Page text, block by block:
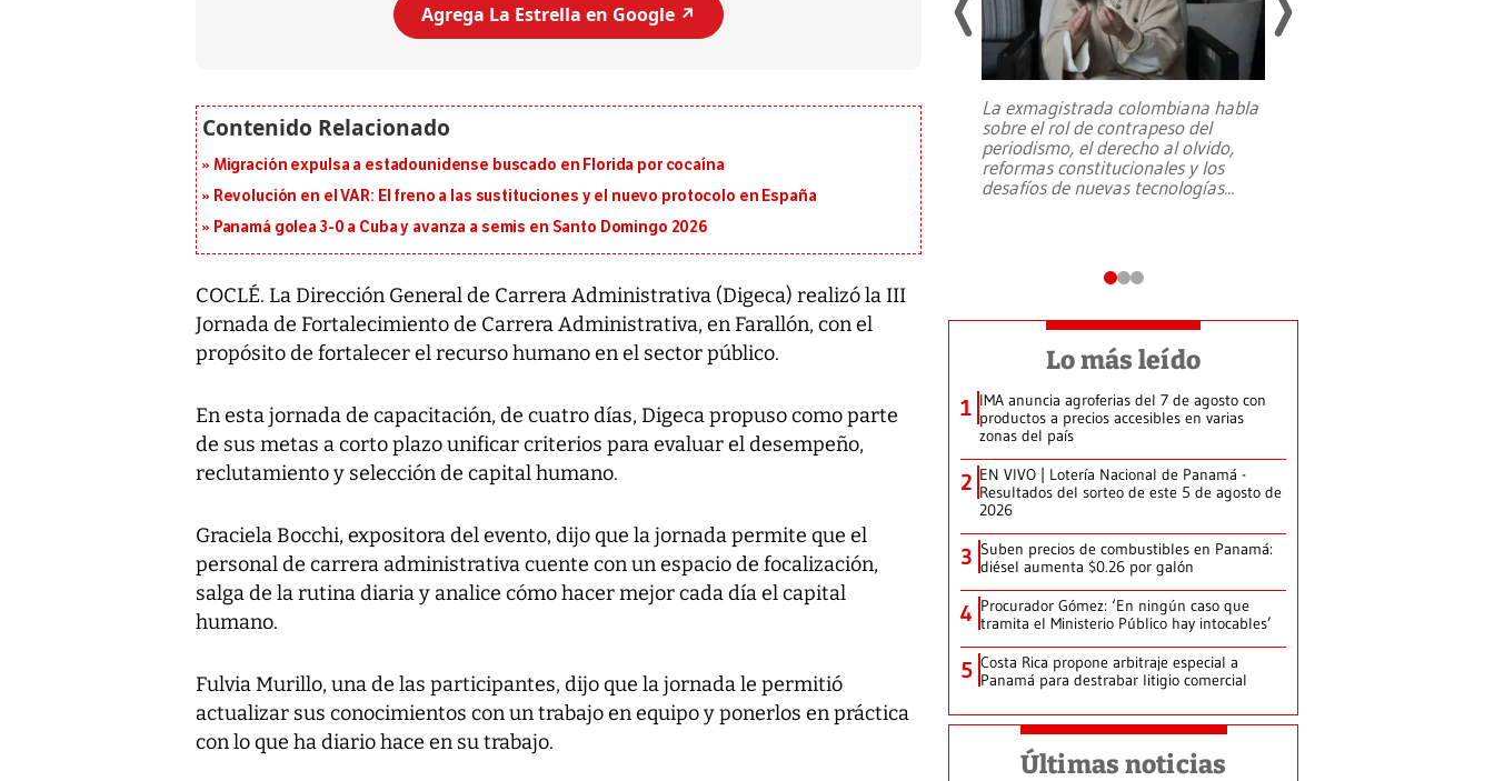
Agrega La Estrella en Google ↗️
Migración expulsa a estadounidense buscado en Florida por cocaína
Revolución en el VAR: El freno a las sustituciones y el nuevo protocolo en España
Panamá golea 3-0 a Cuba y avanza a semis en Santo Domingo 2026
COCLÉ. La Dirección General de Carrera Administrativa (Digeca) realizó la III
Jornada de Fortalecimiento de Carrera Administrativa, en Farallón, con el
propósito de fortalecer el recurso humano en el sector público.
En esta jornada de capacitación, de cuatro días, Digeca propuso como parte
de sus metas a corto plazo unificar criterios para evaluar el desempeño,
reclutamiento y selección de capital humano.
Graciela Bocchi, expositora del evento, dijo que la jornada permite que el
personal de carrera administrativa cuente con un espacio de focalización,
salga de la rutina diaria y analice cómo hacer mejor cada día el capital
humano.
Fulvia Murillo, una de las participantes, dijo que la jornada le permitió
actualizar sus conocimientos con un trabajo en equipo y ponerlos en práctica
con lo que ha diario hace en su trabajo.
al sur de Japón, provocando una
La exmagistrada colombiana habla
sobre el rol de contrapeso del
periodismo, el derecho al olvido,
reformas constitucionales y los
desafíos de nuevas tecnologías...
Lo más leído
1 IMA anuncia agroferias del 7 de agosto con
productos a precios accesibles en varias
zonas del país
2 EN VIVO | Lotería Nacional de Panamá -
Resultados del sorteo de este 5 de agosto de
2026
3 Suben precios de combustibles en Panamá:
diésel aumenta $0.26 por galón
4 Procurador Gómez: ‘En ningún caso que
tramita el Ministerio Público hay intocables’
5 Costa Rica propone arbitraje especial a
Panamá para destrabar litigio comercial
Últimas noticias